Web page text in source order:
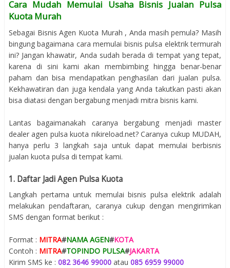
Cara Mudah Memulai Usaha Bisnis Jualan Pulsa
Kuota Murah
Sebagai Bisnis Agen Kuota Murah , Anda masih pemula? Masih
bingung bagaimana cara memulai bisnis pulsa elektrik termurah
ini? Jangan khawatir, Anda sudah berada di tempat yang tepat,
karena di sini kami akan membimbing hingga benar-benar
paham dan bisa mendapatkan penghasilan dari jualan pulsa.
Kekhawatiran dan juga kendala yang Anda takutkan pasti akan
bisa diatasi dengan bergabung menjadi mitra bisnis kami.
Lantas bagaimanakah caranya bergabung menjadi master
dealer agen pulsa kuota nikireload.net? Caranya cukup MUDAH,
hanya perlu 3 langkah saja untuk dapat memulai berbisnis
jualan kuota pulsa di tempat kami.
1. Daftar Jadi Agen Pulsa Kuota
Langkah pertama untuk memulai bisnis pulsa elektrik adalah
melakukan pendaftaran, caranya cukup dengan mengirimkan
SMS dengan format berikut :
Format : MITRA#NAMA AGEN#KOTA
Contoh : MITRA#TOPINDO PULSA#JAKARTA
Kirim SMS ke : 082 3646 99000 atau 085 6959 99000